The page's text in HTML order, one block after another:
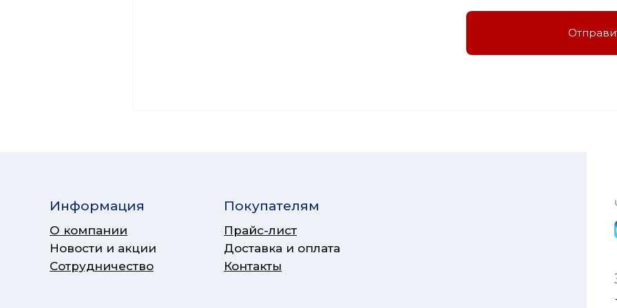
Информация
О компании
Новости и акции
Сотрудничество
Покупателям
Прайс-лист
Доставка и оплата
Контакты